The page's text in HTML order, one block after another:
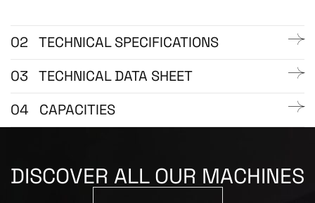
02
TECHNICAL SPECIFICATIONS
03
TECHNICAL DATA SHEET
04
CAPACITIES
DISCOVER ALL OUR MACHINES